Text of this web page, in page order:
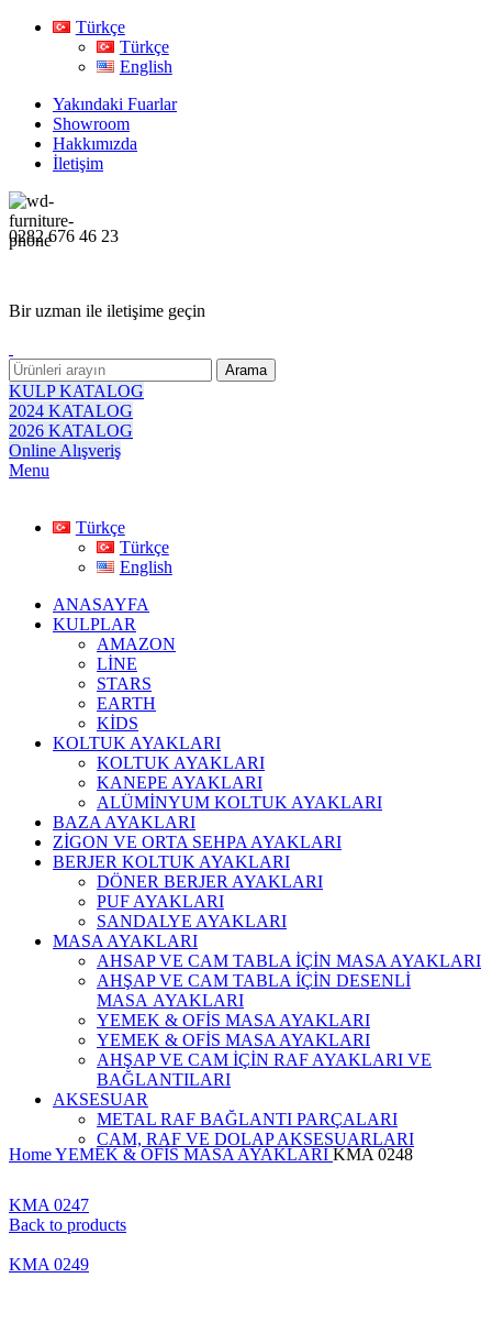
Türkçe
Türkçe
English
Yakındaki Fuarlar
Showroom
Hakkımızda
İletişim
0282 676 46 23
Bir uzman ile iletişime geçin
Arama
KULP KATALOG
2024 KATALOG
2026 KATALOG
Online Alışveriş
Menu
Türkçe
Türkçe
English
ANASAYFA
KULPLAR
AMAZON
LİNE
STARS
EARTH
KİDS
KOLTUK AYAKLARI
KOLTUK AYAKLARI
KANEPE AYAKLARI
ALÜMİNYUM KOLTUK AYAKLARI
BAZA AYAKLARI
ZİGON VE ORTA SEHPA AYAKLARI
BERJER KOLTUK AYAKLARI
DÖNER BERJER AYAKLARI
PUF AYAKLARI
SANDALYE AYAKLARI
MASA AYAKLARI
AHSAP VE CAM TABLA İÇİN MASA AYAKLARI
AHŞAP VE CAM TABLA İÇİN DESENLİ
MASA AYAKLARI
YEMEK & OFİS MASA AYAKLARI
YEMEK & OFİS MASA AYAKLARI
AHŞAP VE CAM İÇİN RAF AYAKLARI VE
BAĞLANTILARI
AKSESUAR
METAL RAF BAĞLANTI PARÇALARI
CAM, RAF VE DOLAP AKSESUARLARI
HomeYEMEK & OFİS MASA AYAKLARI KMA 0248
KMA 0247
Back to products
KMA 0249